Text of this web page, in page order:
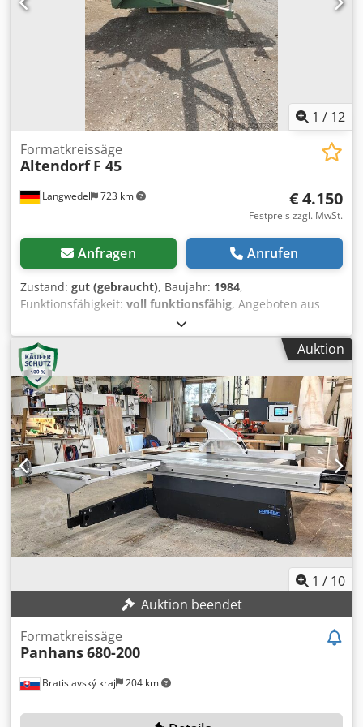
CE Norm Motorische Höhen und Schwenkverstellung
Djdpfx Asy Rkkusm Esck Motorische Verstellung des
Parallelanschlags Besäumlänge 3.350mm Schnitthöhe
155mm Schnittbreite am Parallelanschlag 1.100mm
Motorleistung 5,5 kW / 7,5 PS 3 Drehzahlen Vorritzsäge-
Aggregat Schwenkbar bis 45° Wagenlänge 3.200mm
Gewicht 1000kg
1 / 12
Langwedel 723 km
Formatkreissäge
Altendorf F 45
€ 4.150
Festpreis zzgl. MwSt.
Anfragen Anrufen
Zustand: gut (gebraucht), Baujahr: 1984,
Funktionsfähigkeit: voll funktionsfähig, Angeboten aus
einer Behindertenwerkstatt wird eine voll funktionsfähige
Formatkreissäge. Altendorf F45 schwenkbar bis 45° über
Handrad Baujahr 1984 mit Vorritzer(kein Sägeblatt dabei)
max. Sägeblattdurchmesser 400mm Dcsdpfxozdqxvj Am
Eek montiert ist ein 350mm Blatt max. Schnitthöhe bei
350mm Blatt= 98mm bei 90°---75mm bei 45° mit
Motorbremse (ca-2,5sek bis Stop) Wagenlänge 2500mm
Schnittbreite rechts vo Sägeblatt 850mm
Geschwindigkeiten 3/4/5/6000u/min mit Schnittlinienlaser
Gresser HEnE 632,8nm 380 Volt Gewicht 990kg Not-Aus
Taster +gebr. und neue Sägeblätter wie abgebildet
Auktion
1 / 10
Auktion beendet
Bratislavský kraj 204 km
Formatkreissäge
Panhans680-200